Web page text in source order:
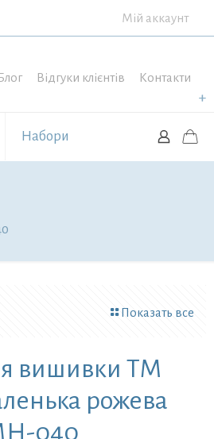
Мій аккаунт
Набори
Відгуки клієнтів Контакти
Показать все
вишивки ТМ
рожева
040